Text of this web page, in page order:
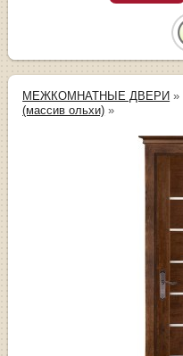
МЕЖКОМНАТНЫЕ ДВЕРИ »
(массив ольхи) »